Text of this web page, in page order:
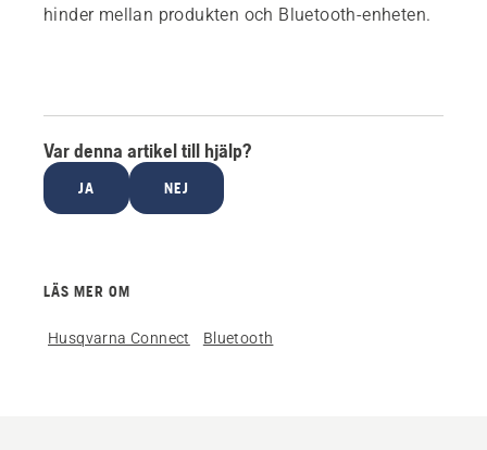
hinder mellan produkten och Bluetooth-enheten.
Var denna artikel till hjälp?
JA NEJ
LÄS MER OM
Husqvarna Connect Bluetooth